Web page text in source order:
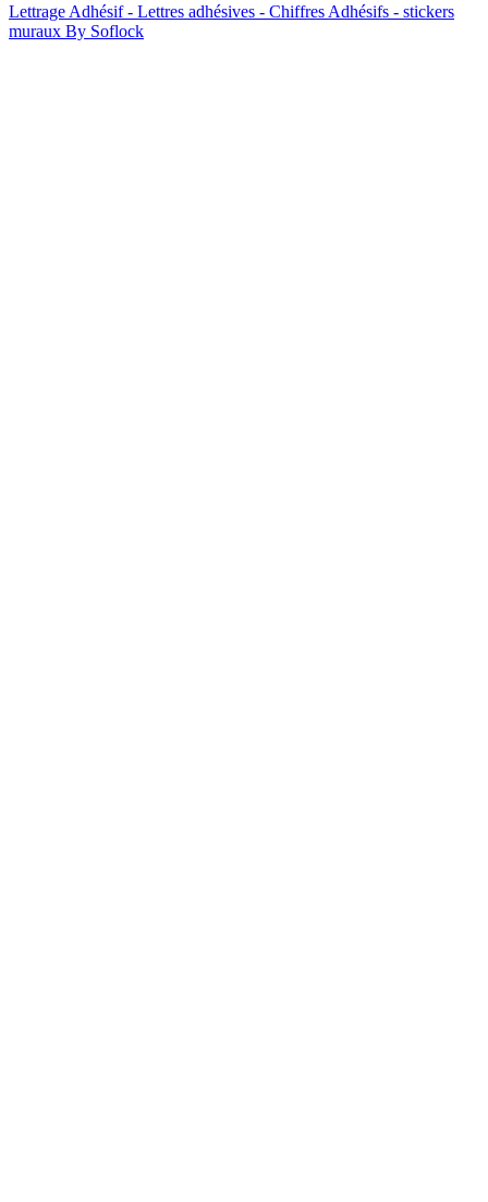
Lettrage Adhésif - Lettres adhésives - Chiffres Adhésifs - stickers
muraux By Soflock